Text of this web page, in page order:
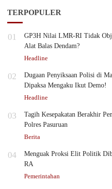
TERPOPULER
01
GP3H Nilai LMR-RI Tidak
Alat Balas Dendam?
Headline
02
Dugaan Penyiksaan Polisi di
Dipaksa Mengaku Ikut Demo!
Headline
03
Tagih Kesepakatan Berakhir
Polres Pasuruan
Berita
04
Menguak Proksi Elit Politik
RA
Pemerintahan